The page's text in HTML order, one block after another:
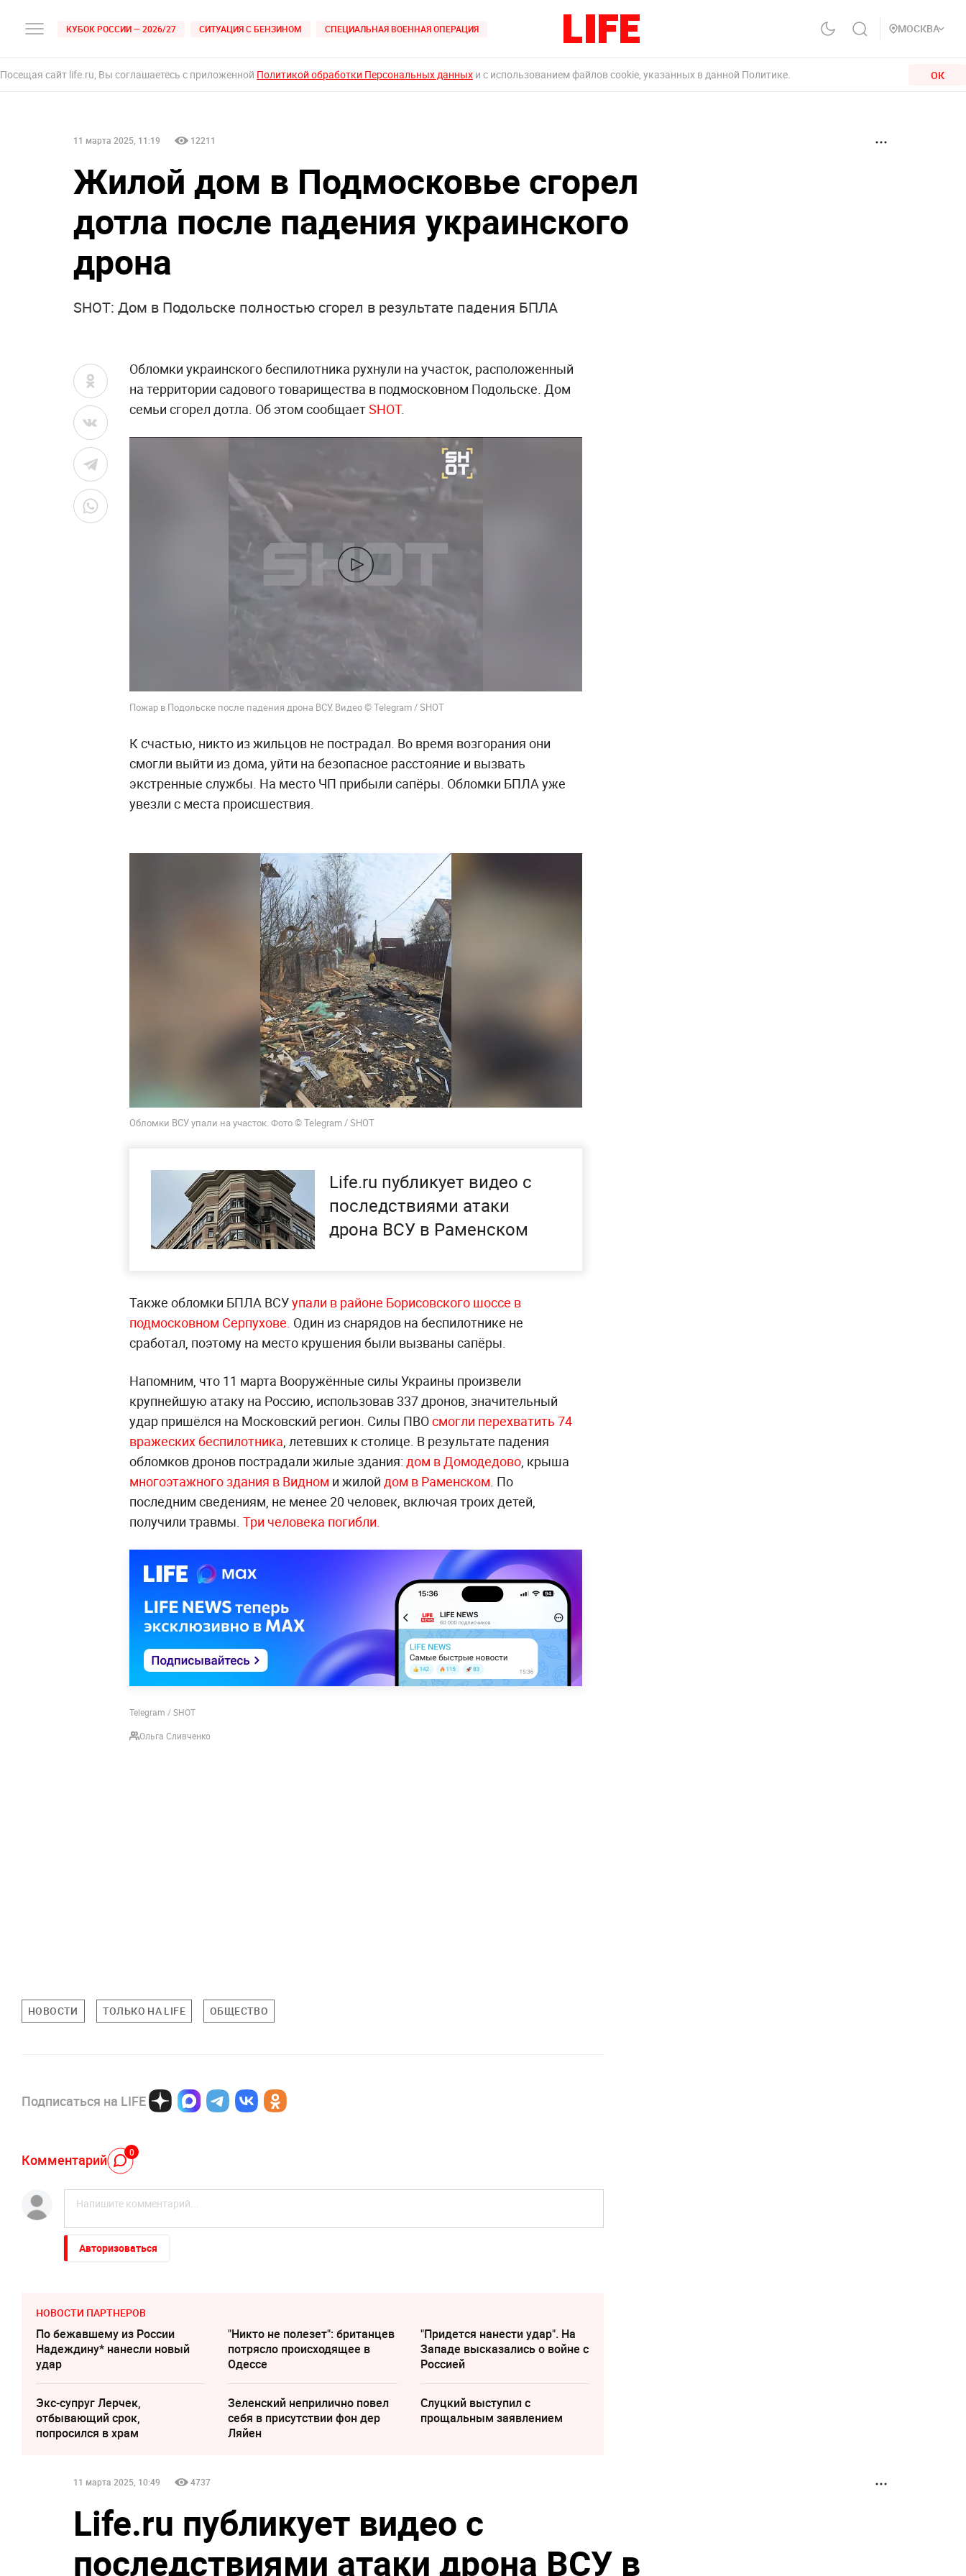
КУБОК РОССИИ — 2026/27 СИТУАЦИЯ С БЕНЗИНОМ СПЕЦИАЛЬНАЯ ВОЕННАЯ ОПЕРАЦИЯ МОСКВА
Посещая сайт life.ru, Вы соглашаетесь с приложенной Политикой обработки Персональных данных и с использованием файлов cookie, указанных в данной Политике. ОК
11 марта 2025, 11:19 12211
Жилой дом в Подмосковье сгорел
дотла после падения украинского
дрона
SHOT: Дом в Подольске полностью сгорел в результате падения БПЛА
Обломки украинского беспилотника рухнули на участок, расположенный
на территории садового товарищества в подмосковном Подольске. Дом
семьи сгорел дотла. Об этом сообщаетSHOT.
Пожар в Подольске после падения дрона ВСУ. Видео © Telegram / SHOT
К счастью, никто из жильцов не пострадал. Во время возгорания они
смогли выйти из дома, уйти на безопасное расстояние и вызвать
экстренные службы. На место ЧП прибыли сапёры. Обломки БПЛА уже
увезли с места происшествия.
Обломки ВСУ упали на участок. Фото © Telegram / SHOT
Life.ru публикует видео с
последствиями атаки
дрона ВСУ в Раменском
Также обломки БПЛА ВСУупали в районе Борисовского шоссе в
подмосковном Серпухове. Один из снарядов на беспилотнике не
сработал, поэтому на место крушения были вызваны сапёры.
Напомним, что 11 марта Вооружённые силы Украины произвели
крупнейшую атаку на Россию, использовав 337 дронов, значительный
удар пришёлся на Московский регион. Силы ПВОсмогли перехватить 74
вражеских беспилотника, летевших к столице. В результате падения
обломков дронов пострадали жилые здания: дом в Домодедово, крыша
многоэтажного здания в Видном и жилой дом в Раменском. По
последним сведениям, не менее 20 человек, включая троих детей,
получили травмы. Три человека погибли.
Telegram / SHOT
Ольга Сливченко
НОВОСТИ ТОЛЬКО НА LIFE ОБЩЕСТВО
Подписаться на LIFE
Комментарий 0
Авторизоваться
НОВОСТИ ПАРТНЕРОВ
По бежавшему из России
Надеждину* нанесли новый
удар
"Никто не полезет": британцев
потрясло происходящее в
Одессе
"Придется нанести удар". На
Западе высказались о войне с
Россией
Экс-супруг Лерчек,
отбывающий срок,
попросился в храм
Зеленский неприлично повел
cебя в присутствии фон дер
Ляйен
Слуцкий выступил с
прощальным заявлением
11 марта 2025, 10:49 4737
Life.ru публикует видео с
последствиями атаки дрона ВСУ в